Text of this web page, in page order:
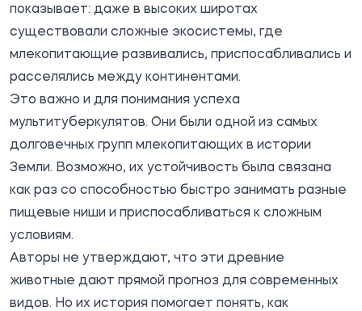
показывает: даже в высоких широтах
существовали сложные экосистемы, где
млекопитающие развивались, приспосабливались и
расселялись между континентами.
Это важно и для понимания успеха
мультитуберкулятов. Они были одной из самых
долговечных групп млекопитающих в истории
Земли. Возможно, их устойчивость была связана
как раз со способностью быстро занимать разные
пищевые ниши и приспосабливаться к сложным
условиям.
Авторы не утверждают, что эти древние
животные дают прямой прогноз для современных
видов. Но их история помогает понять, как